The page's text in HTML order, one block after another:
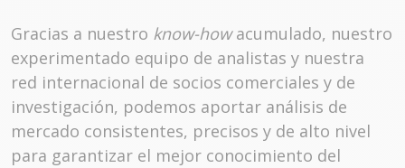
Gracias a nuestro know-howacumulado, nuestro
experimentado equipo de analistas y nuestra
red internacional de socios comerciales y de
investigación, podemos aportar análisis de
mercado consistentes, precisos y de alto nivel
para garantizar el mejor conocimiento del